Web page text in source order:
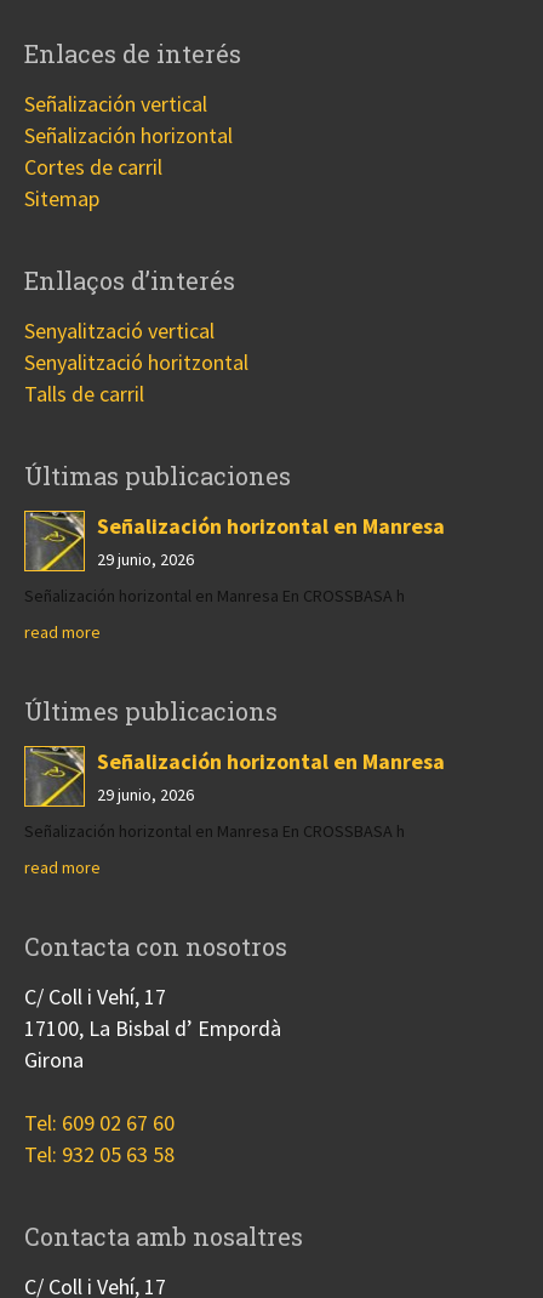
Enlaces de interés
Señalización vertical
Señalización horizontal
Cortes de carril
Sitemap
Enllaços d’interés
Senyalització vertical
Senyalització horitzontal
Talls de carril
Últimas publicaciones
Señalización horizontal en Manresa
29 junio, 2026
Señalización horizontal en Manresa En CROSSBASA h
read more
Últimes publicacions
Señalización horizontal en Manresa
29 junio, 2026
Señalización horizontal en Manresa En CROSSBASA h
read more
Contacta con nosotros
C/ Coll i Vehí, 17
17100, La Bisbal d’ Empordà
Girona
Tel: 609 02 67 60
Tel: 932 05 63 58
Contacta amb nosaltres
C/ Coll i Vehí, 17